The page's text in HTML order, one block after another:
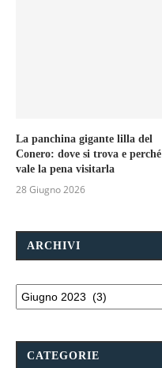
La panchina gigante lilla del
Conero: dove si trova e perché
vale la pena visitarla
28 Giugno 2026
ARCHIVI
CATEGORIE